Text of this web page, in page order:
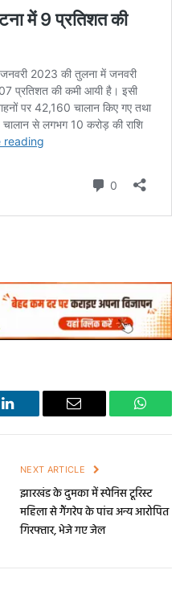
LinkedIn Email
NEXT ARTICLE
झारखंड के दुमका में स्पेनिस टूरिस्ट
महिला से गैंगरेप के पांच अन्य आरोपित
गिरफ्तार, भेजे गए जेल